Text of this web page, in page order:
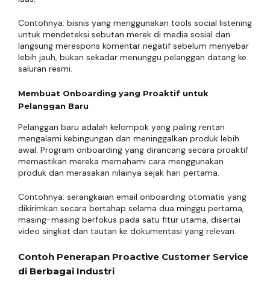
Contohnya: bisnis yang menggunakan tools social listening
untuk mendeteksi sebutan merek di media sosial dan
langsung merespons komentar negatif sebelum menyebar
lebih jauh, bukan sekadar menunggu pelanggan datang ke
saluran resmi.
Membuat Onboarding yang Proaktif untuk
Pelanggan Baru
Pelanggan baru adalah kelompok yang paling rentan
mengalami kebingungan dan meninggalkan produk lebih
awal. Program onboarding yang dirancang secara proaktif
memastikan mereka memahami cara menggunakan
produk dan merasakan nilainya sejak hari pertama.
Contohnya: serangkaian email onboarding otomatis yang
dikirimkan secara bertahap selama dua minggu pertama,
masing-masing berfokus pada satu fitur utama, disertai
video singkat dan tautan ke dokumentasi yang relevan.
Contoh Penerapan Proactive Customer Service
di Berbagai Industri